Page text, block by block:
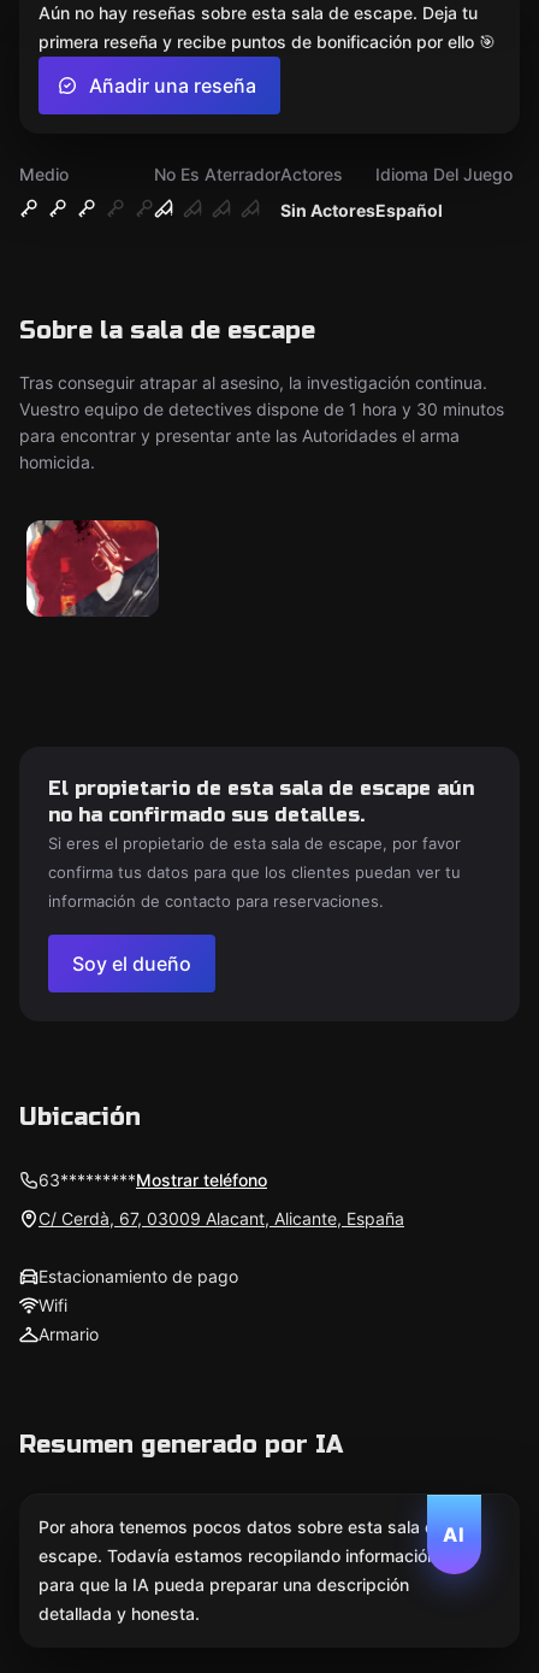
Medio
No Es Aterrador
Sin Actores
Actores
Español
Idioma Del Juego
Sobre la sala de escape
Tras conseguir atrapar al asesino, la investigación continua.
Vuestro equipo de detectives dispone de 1 hora y 30 minutos
para encontrar y presentar ante las Autoridades el arma
homicida.
Aún no hay reseñas sobre esta sala de escape. Deja tu
primera reseña y recibe puntos de bonificación por ello 🎯
Añadir una reseña
El propietario de esta sala de escape aún
no ha confirmado sus detalles.
Si eres el propietario de esta sala de escape, por favor
confirma tus datos para que los clientes puedan ver tu
información de contacto para reservaciones.
Soy el dueño
Ubicación
63*********Mostrar teléfono
C/ Cerdà, 67, 03009 Alacant, Alicante, España
Estacionamiento de pago
Wifi
Armario
Resumen generado por IA
AI
Por ahora tenemos pocos datos sobre esta sala de
escape. Todavía estamos recopilando información
para que la IA pueda preparar una descripción
detallada y honesta.